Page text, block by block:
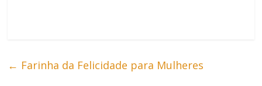
← Farinha da Felicidade para Mulheres